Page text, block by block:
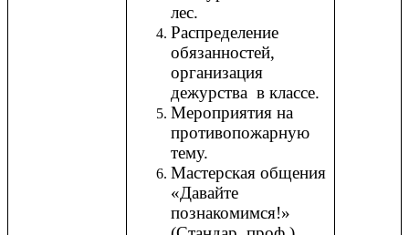
лес.
Распределение
обязанностей,
организация
дежурства в классе.
Мероприятия на
противопожарную
тему.
Мастерская общения
«Давайте
познакомимся!»